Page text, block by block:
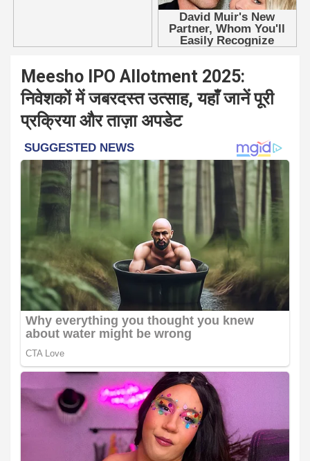
Meesho IPO Allotment 2025:
निवेशकों में जबरदस्त उत्साह, यहाँ जानें पूरी
प्रक्रिया और ताज़ा अपडेट